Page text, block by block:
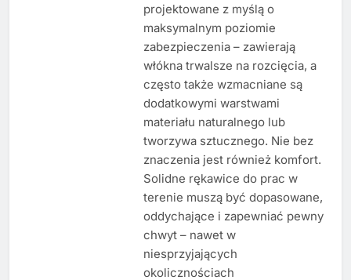
projektowane z myślą o
maksymalnym poziomie
zabezpieczenia – zawierają
włókna trwalsze na rozcięcia, a
często także wzmacniane są
dodatkowymi warstwami
materiału naturalnego lub
tworzywa sztucznego. Nie bez
znaczenia jest również komfort.
Solidne rękawice do prac w
terenie muszą być dopasowane,
oddychające i zapewniać pewny
chwyt – nawet w
niesprzyjających
okolicznościach